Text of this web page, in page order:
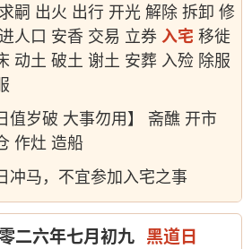
嗣 出火 出行 开光 解除 拆卸 修
人口 安香 交易 立券 入宅 移徙
动土 破土 谢土 安葬 入殓 除服
值岁破 大事勿用】 斋醮 开市
作灶 造船
冲马，不宜参加入宅之事
二六年七月初九 黑道日